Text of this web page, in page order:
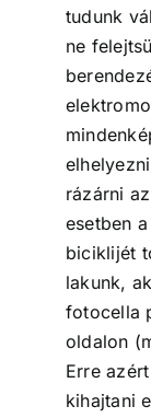
tudunk
ne
rázárni
esetben
biciklijét
lakunk,
fotocella
oldalon
Erre
kihajtani